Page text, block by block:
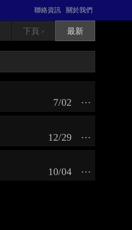
關於我們
聯絡資訊
下頁 › 最新
⋯
7/02
⋯
12/29
⋯
10/04